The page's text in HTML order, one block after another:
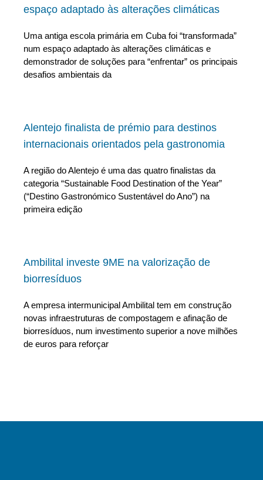
espaço adaptado às alterações climáticas
Uma antiga escola primária em Cuba foi “transformada”
num espaço adaptado às alterações climáticas e
demonstrador de soluções para “enfrentar” os principais
desafios ambientais da
Alentejo finalista de prémio para destinos
internacionais orientados pela gastronomia
A região do Alentejo é uma das quatro finalistas da
categoria “Sustainable Food Destination of the Year”
(“Destino Gastronómico Sustentável do Ano”) na
primeira edição
Ambilital investe 9ME na valorização de
biorresíduos
A empresa intermunicipal Ambilital tem em construção
novas infraestruturas de compostagem e afinação de
biorresíduos, num investimento superior a nove milhões
de euros para reforçar